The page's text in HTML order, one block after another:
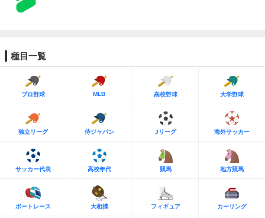
種目一覧
プロ野球 MLB 高校野球 大学野球
独立リーグ 侍ジャパン Jリーグ 海外サッカー
サッカー代表 高校年代 競馬 地方競馬
ボートレース 大相撲 フィギュア カーリング